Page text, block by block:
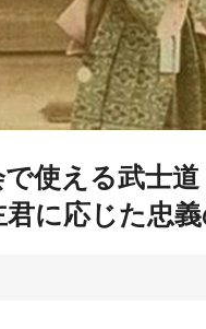
使える武士道
君に応じた忠